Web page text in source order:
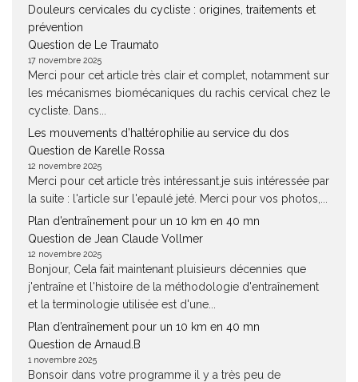
Douleurs cervicales du cycliste : origines, traitements et
prévention
Question de Le Traumato
17 novembre 2025
Merci pour cet article très clair et complet, notamment sur
les mécanismes biomécaniques du rachis cervical chez le
cycliste. Dans...
Les mouvements d’haltérophilie au service du dos
Question de Karelle Rossa
12 novembre 2025
Merci pour cet article très intéressant.je suis intéressée par
la suite : l'article sur l'epaulé jeté. Merci pour vos photos,...
Plan d’entraînement pour un 10 km en 40 mn
Question de Jean Claude Vollmer
12 novembre 2025
Bonjour, Cela fait maintenant pluisieurs décennies que
j'entraîne et l'histoire de la méthodologie d'entraînement
et la terminologie utilisée est d'une...
Plan d’entraînement pour un 10 km en 40 mn
Question de Arnaud.B
1 novembre 2025
Bonsoir dans votre programme il y a très peu de